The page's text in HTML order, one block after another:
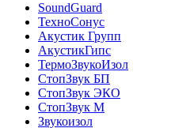
SoundGuard
ТехноСонус
Акустик Групп
АкустикГипс
ТермоЗвукоИзол
СтопЗвук БП
СтопЗвук ЭКО
СтопЗвук М
Звукоизол